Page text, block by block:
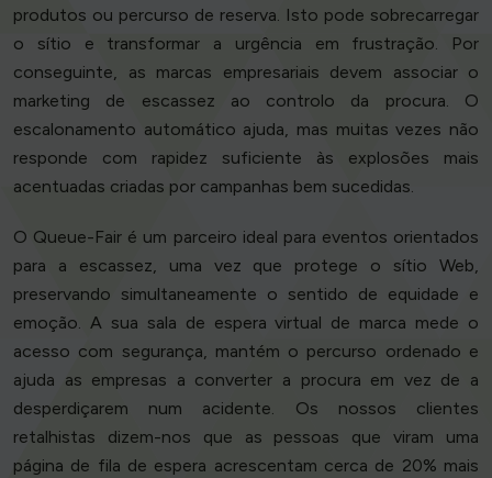
produtos ou percurso de reserva. Isto pode sobrecarregar
o sítio e transformar a urgência em frustração. Por
conseguinte, as marcas empresariais devem associar o
marketing de escassez ao controlo da procura. O
escalonamento automático ajuda, mas muitas vezes não
responde com rapidez suficiente às explosões mais
acentuadas criadas por campanhas bem sucedidas.
O Queue-Fair é um parceiro ideal para eventos orientados
para a escassez, uma vez que protege o sítio Web,
preservando simultaneamente o sentido de equidade e
emoção. A sua sala de espera virtual de marca mede o
acesso com segurança, mantém o percurso ordenado e
ajuda as empresas a converter a procura em vez de a
desperdiçarem num acidente. Os nossos clientes
retalhistas dizem-nos que as pessoas que viram uma
página de fila de espera acrescentam cerca de 20% mais